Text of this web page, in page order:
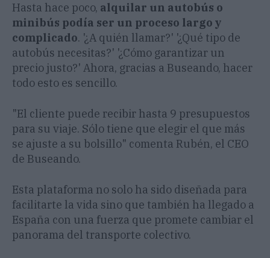
Hasta hace poco, alquilar un autobús o
minibús podía ser un proceso largo y
complicado. '¿A quién llamar?' '¿Qué tipo de
autobús necesitas?' '¿Cómo garantizar un
precio justo?' Ahora, gracias a Buseando, hacer
todo esto es sencillo.
"El cliente puede recibir hasta 9 presupuestos
para su viaje. Sólo tiene que elegir el que más
se ajuste a su bolsillo" comenta Rubén, el CEO
de Buseando.
Esta plataforma no solo ha sido diseñada para
facilitarte la vida sino que también ha llegado a
España con una fuerza que promete cambiar el
panorama del transporte colectivo.